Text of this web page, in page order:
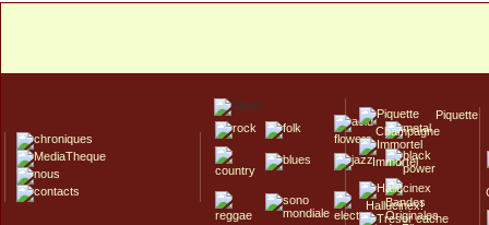
Piquette
Champagne
Immortel
Hallucinex!